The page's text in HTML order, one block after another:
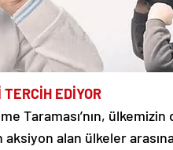
EDİYOR
Taraması’nın,
alan ülkeler